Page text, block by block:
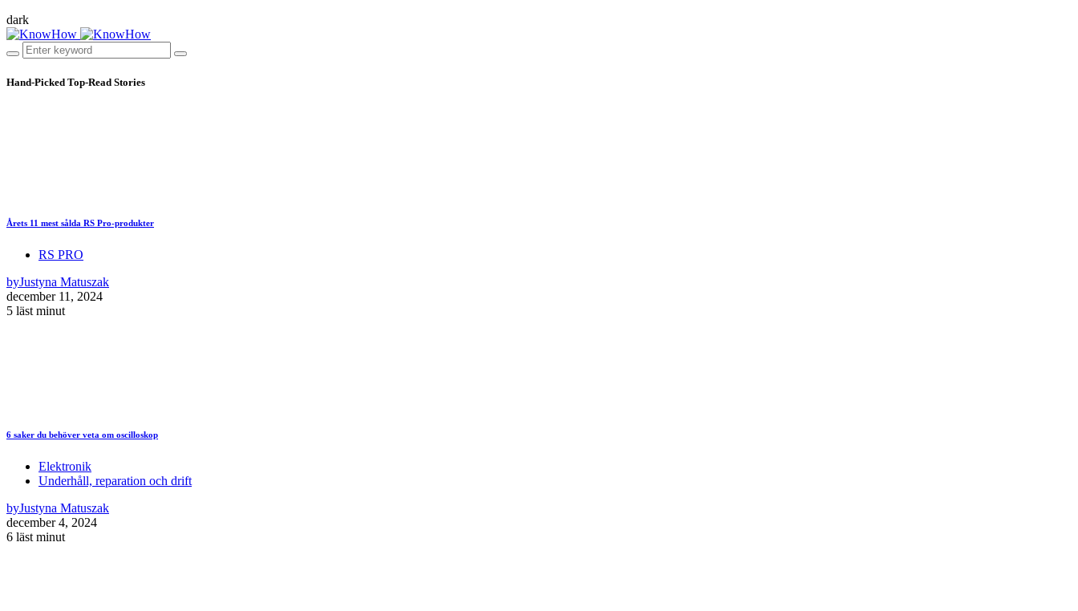
dark
Hand-Picked Top-Read Stories
Årets 11 mest sålda RS Pro-produkter
RS PRO
byJustyna Matuszak
december 11, 2024
5 läst minut
6 saker du behöver veta om oscilloskop
Elektronik
Underhåll, reparation och drift
byJustyna Matuszak
december 4, 2024
6 läst minut